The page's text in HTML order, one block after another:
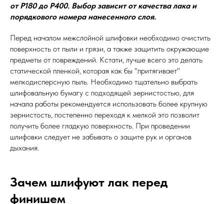
от Р180 до Р400. Выбор зависит от качества лака и
порядкового номера нанесенного слоя.
Перед началом межслойной шлифовки необходимо очистить
поверхность от пыли и грязи, а также защитить окружающие
предметы от повреждений. Кстати, лучше всего это делать
статической пленкой, которая как бы "притягивает"
мелкодисперсную пыль. Необходимо тщательно выбрать
шлифовальную бумагу с подходящей зернистостью, для
начала работы рекомендуется использовать более крупную
зернистость, постепенно переходя к мелкой это позволит
получить более гладкую поверхность. При проведении
шлифовки следует не забывать о защите рук и органов
дыхания.
Зачем шлифуют лак перед
финишем